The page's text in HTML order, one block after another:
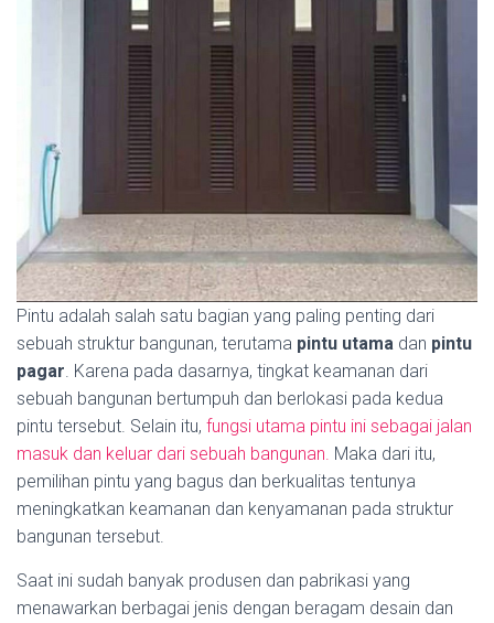
Pintu adalah salah satu bagian yang paling penting dari
sebuah struktur bangunan, terutama pintu utama dan pintu
pagar. Karena pada dasarnya, tingkat keamanan dari
sebuah bangunan bertumpuh dan berlokasi pada kedua
pintu tersebut. Selain itu, fungsi utama pintu ini sebagai jalan
masuk dan keluar dari sebuah bangunan. Maka dari itu,
pemilihan pintu yang bagus dan berkualitas tentunya
meningkatkan keamanan dan kenyamanan pada struktur
bangunan tersebut.
Saat ini sudah banyak produsen dan pabrikasi yang
menawarkan berbagai jenis dengan beragam desain dan